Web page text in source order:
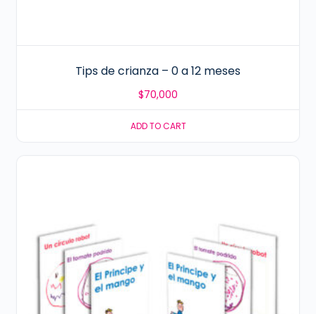
Tips de crianza – 0 a 12 meses
$70,000
ADD TO CART